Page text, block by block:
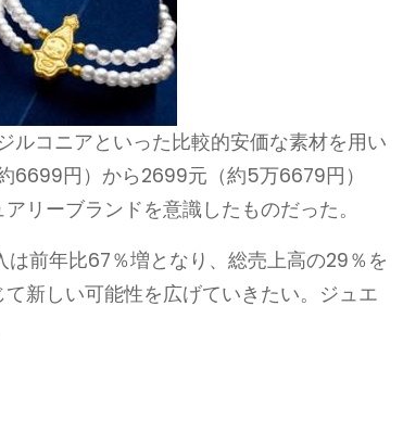
ルコニアといった比較的安価な素材を用い
6699円）から2699元（約5万6679円）
リーブランドを意識したものだった。
前年比67％増となり、総売上高の29％を
新しい可能性を広げていきたい。ジュエ